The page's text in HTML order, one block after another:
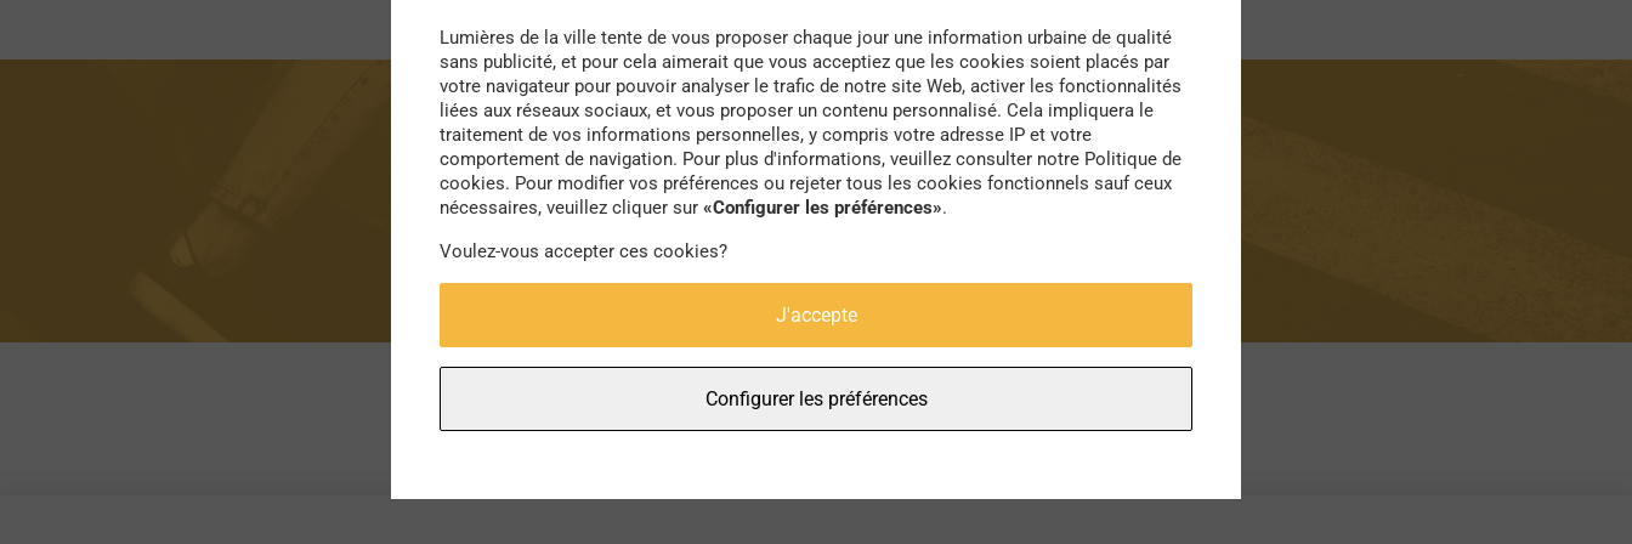
sans domicile
Lumières de la ville tente de vous proposer chaque jour une information urbaine de qualité
sans publicité, et pour cela aimerait que vous acceptiez que les cookies soient placés par
votre navigateur pour pouvoir analyser le trafic de notre site Web, activer les fonctionnalités
liées aux réseaux sociaux, et vous proposer un contenu personnalisé. Cela impliquera le
traitement de vos informations personnelles, y compris votre adresse IP et votre
comportement de navigation. Pour plus d'informations, veuillez consulter notre Politique de
cookies. Pour modifier vos préférences ou rejeter tous les cookies fonctionnels sauf ceux
nécessaires, veuillez cliquer sur «Configurer les préférences».
Voulez-vous accepter ces cookies?
J'accepte
Configurer les préférences